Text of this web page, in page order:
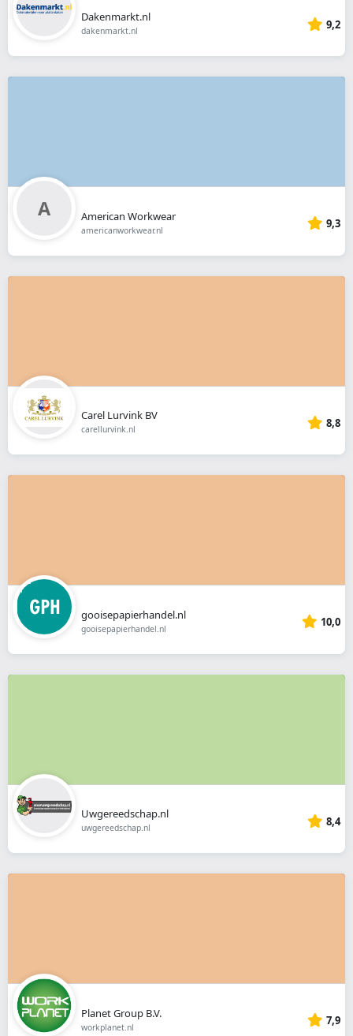
Dakenmarkt.nl
dakenmarkt.nl 9,2
American Workwear
americanworkwear.nl 9,3
Carel Lurvink BV
carellurvink.nl 8,8
gooisepapierhandel.nl
gooisepapierhandel.nl 10,0
Uwgereedschap.nl
uwgereedschap.nl 8,4
Planet Group B.V.
workplanet.nl 7,9